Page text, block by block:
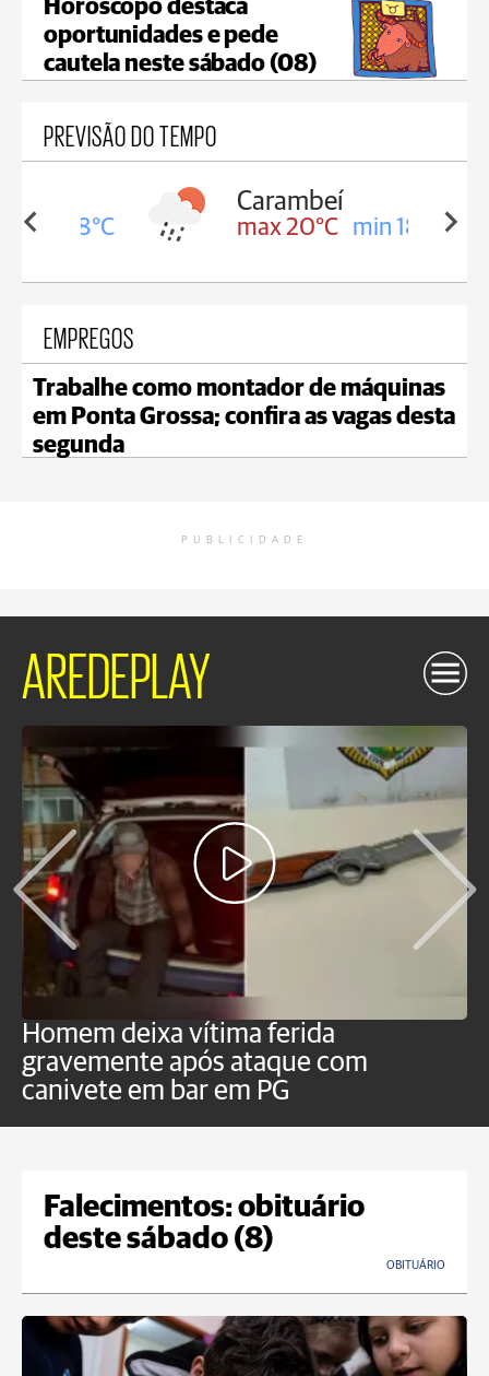
Horóscopo destaca
oportunidades e pede
cautela neste sábado (08)
PREVISÃO DO TEMPO
18°C
Carambeí
max 20°C min 18°C
EMPREGOS
Trabalhe como montador de máquinas
em Ponta Grossa; confira as vagas desta
segunda
PUBLICIDADE
AREDEPLAY
Homem deixa vítima ferida
gravemente após ataque com
canivete em bar em PG
Falecimentos: obituário
deste sábado (8)
OBITUÁRIO